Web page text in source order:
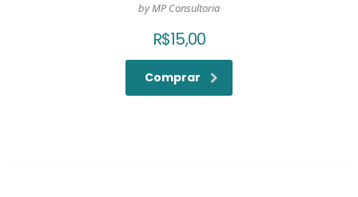
by MP Consultoria
R$15,00
Comprar